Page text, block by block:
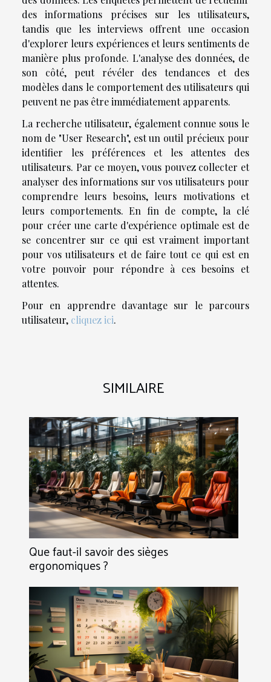
des informations précises sur les utilisateurs,
tandis que les interviews offrent une occasion
d'explorer leurs expériences et leurs sentiments de
manière plus profonde. L'analyse des données, de
son côté, peut révéler des tendances et des
modèles dans le comportement des utilisateurs qui
peuvent ne pas être immédiatement apparents.
La recherche utilisateur, également connue sous le
nom de "User Research", est un outil précieux pour
identifier les préférences et les attentes des
utilisateurs. Par ce moyen, vous pouvez collecter et
analyser des informations sur vos utilisateurs pour
comprendre leurs besoins, leurs motivations et
leurs comportements. En fin de compte, la clé
pour créer une carte d'expérience optimale est de
se concentrer sur ce qui est vraiment important
pour vos utilisateurs et de faire tout ce qui est en
votre pouvoir pour répondre à ces besoins et
attentes.
Pour en apprendre davantage sur le parcours
utilisateur, cliquez ici.
SIMILAIRE
Que faut-il savoir des sièges
ergonomiques ?